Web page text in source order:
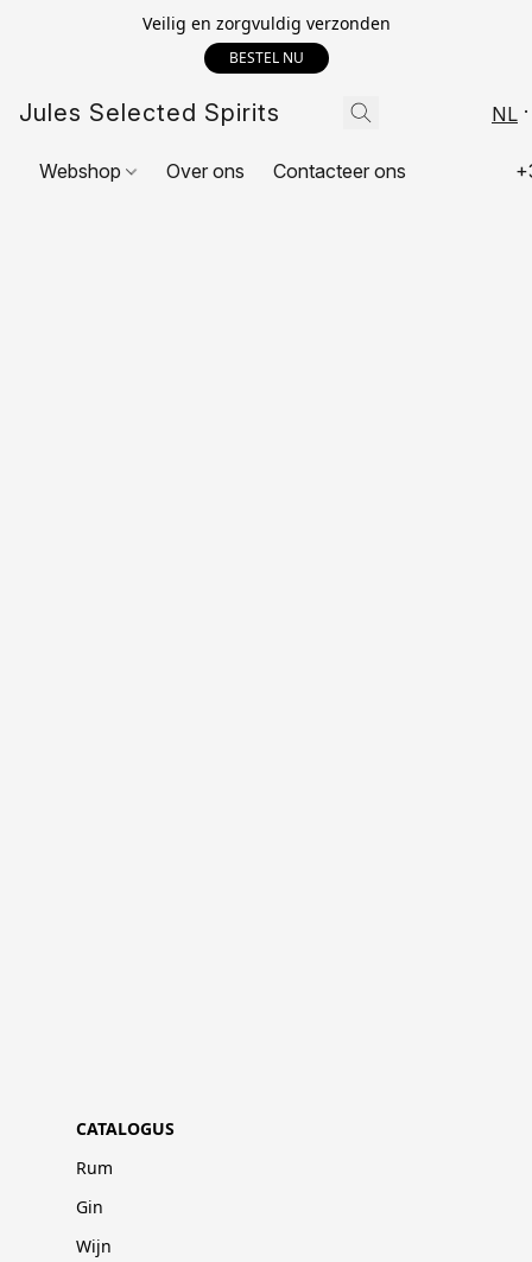
Veilig en zorgvuldig verzonden
BESTEL NU
Jules Selected Spirits NL
Webshop Over ons Contacteer ons
CATALOGUS
Rum
Gin
Wijn